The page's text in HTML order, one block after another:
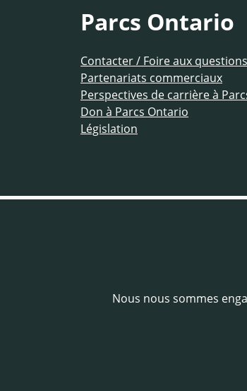
Parcs Ontario
Contacter / Foire aux questions
Partenariats commerciaux
Perspectives de carrière à
Don à Parcs Ontario
Législation
Nous nous sommes